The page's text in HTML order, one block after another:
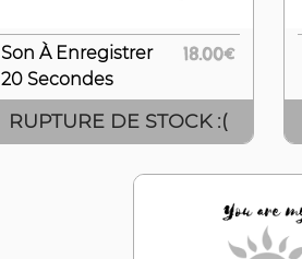
Son À Enregistrer
20 Secondes
18.00€
RUPTURE DE STOCK :(